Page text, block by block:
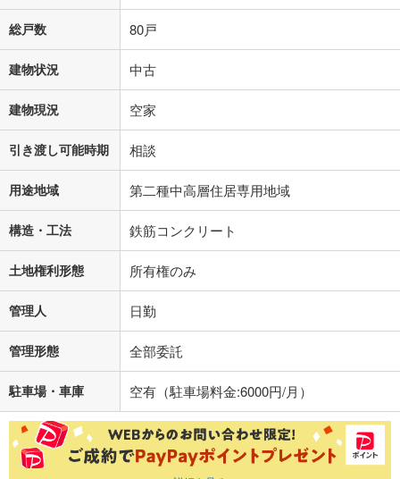
総戸数 80戸
建物状況 中古
建物現況 空家
引き渡し可能時期 相談
用途地域 第二種中高層住居専用地域
構造・工法 鉄筋コンクリート
土地権利形態 所有権のみ
管理人 日勤
管理形態 全部委託
駐車場・車庫 空有（駐車場料金:6000円/月）